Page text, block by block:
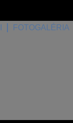
FOTOGALÉRIA